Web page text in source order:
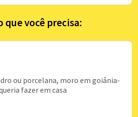
que você precisa:
ou porcelana, moro em goiânia-
fazer em casa